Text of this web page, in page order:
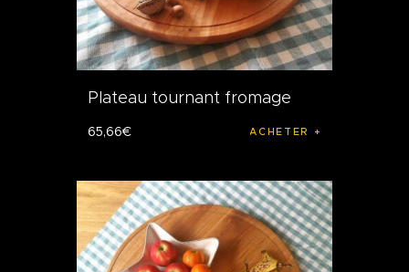
Plateau tournant fromage
65,66€ ACHETER